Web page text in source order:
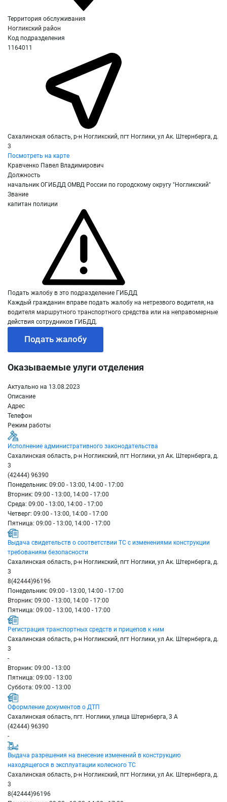
Территория обслуживания
Ногликский район
Код подразделения
1164011
Сахалинская область, р-н Ногликский, пгт Ноглики, ул Ак. Штернберга, д.
3
Посмотреть на карте
Кравченко Павел Владимирович
Должность
начальник ОГИБДД ОМВД России по городскому округу "Ногликский"
Звание
капитан полиции
Подать жалобу в это подразделение ГИБДД
Каждый гражданин вправе подать жалобу на нетрезвого водителя, на
водителя маршрутного транспортного средства или на неправомерные
действия сотрудников ГИБДД.
Подать жалобу
Оказываемые улуги отделения
Актуально на 13.08.2023
Описание
Адрес
Телефон
Режим работы
Исполнение административного законодательства
Сахалинская область, р-н Ногликский, пгт Ноглики, ул Ак. Штернберга, д.
3
(42444) 96390
Понедельник: 09:00 - 13:00, 14:00 - 17:00
Вторник: 09:00 - 13:00, 14:00 - 17:00
Среда: 09:00 - 13:00, 14:00 - 17:00
Четверг: 09:00 - 13:00, 14:00 - 17:00
Пятница: 09:00 - 13:00, 14:00 - 17:00
Выдача свидетельств о соответствии ТС с изменениями конструкции
требованиям безопасности
Сахалинская область, р-н Ногликский, пгт Ноглики, ул Ак. Штернберга, д.
3
8(42444)96196
Понедельник: 09:00 - 13:00, 14:00 - 17:00
Вторник: 09:00 - 13:00, 14:00 - 17:00
Пятница: 09:00 - 13:00, 14:00 - 17:00
Регистрация транспортных средств и прицепов к ним
Сахалинская область, р-н Ногликский, пгт Ноглики, ул Ак. Штернберга, д.
3
-
Вторник: 09:00 - 13:00
Пятница: 09:00 - 13:00
Суббота: 09:00 - 13:00
Оформление документов о ДТП
Сахалинская область, пгт. Ноглики, улица Штернберга, 3 А
(42444) 96390
-
Выдача разрешения на внесение изменений в конструкцию
находящегося в эксплуатации колесного ТС
Сахалинская область, р-н Ногликский, пгт Ноглики, ул Ак. Штернберга, д.
3
8(42444)96196